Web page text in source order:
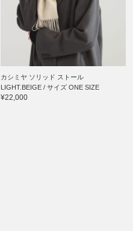
カシミヤ ソリッド ストール
LIGHT.BEIGE / サイズ ONE SIZE
¥22,000